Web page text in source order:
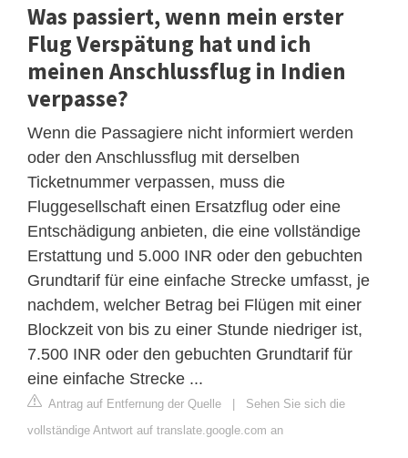
Was passiert, wenn mein erster
Flug Verspätung hat und ich
meinen Anschlussflug in Indien
verpasse?
Wenn die Passagiere nicht informiert werden
oder den Anschlussflug mit derselben
Ticketnummer verpassen, muss die
Fluggesellschaft einen Ersatzflug oder eine
Entschädigung anbieten, die eine vollständige
Erstattung und 5.000 INR oder den gebuchten
Grundtarif für eine einfache Strecke umfasst, je
nachdem, welcher Betrag bei Flügen mit einer
Blockzeit von bis zu einer Stunde niedriger ist,
7.500 INR oder den gebuchten Grundtarif für
eine einfache Strecke ...
Antrag auf Entfernung der Quelle | Sehen Sie sich die
vollständige Antwort auf translate.google.com an